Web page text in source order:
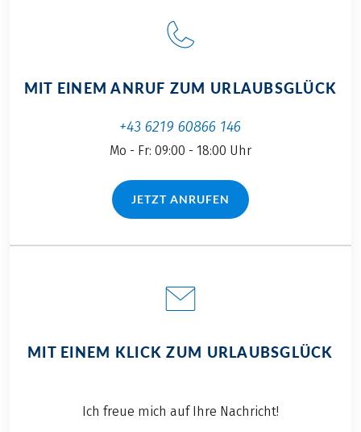
MIT EINEM ANRUF ZUM URLAUBSGLÜCK
+43 6219 60866 146
Mo - Fr: 09:00 - 18:00 Uhr
JETZT ANRUFEN(LINK ÖFFNET IN NEUEM TAB)
MIT EINEM KLICK ZUM URLAUBSGLÜCK
Ich freue mich auf Ihre Nachricht!